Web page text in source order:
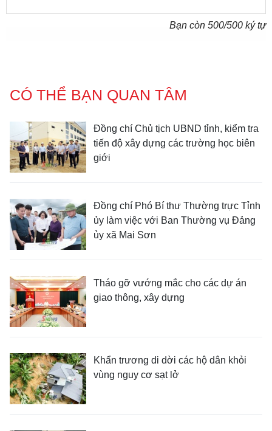
Bạn còn 500/500 ký tự
CÓ THỂ BẠN QUAN TÂM
Đồng chí Chủ tịch UBND tỉnh, kiểm tra
tiến độ xây dựng các trường học biên
giới
Đồng chí Phó Bí thư Thường trực Tỉnh
ủy làm việc với Ban Thường vụ Đảng
ủy xã Mai Sơn
Tháo gỡ vướng mắc cho các dự án
giao thông, xây dựng
Khẩn trương di dời các hộ dân khỏi
vùng nguy cơ sạt lở